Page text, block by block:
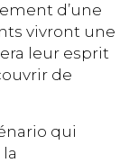
d’une
vivront une
leur esprit
de
qui